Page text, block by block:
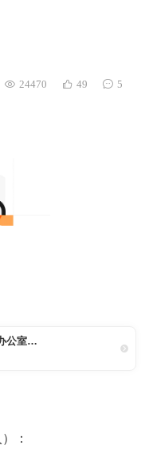
24470 49 5
简约现代老板单人办公桌椅组合办公室大班台总裁时尚主管经理桌子
：